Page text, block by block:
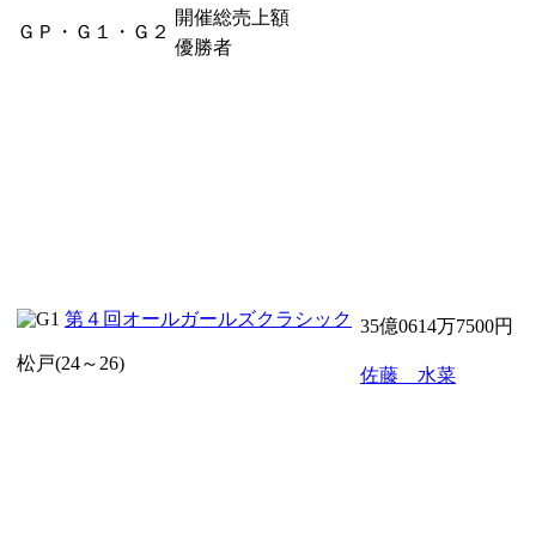
ＧＰ・Ｇ１・Ｇ２
開催総売上額
優勝者
第４回オールガールズクラシック
松戸(24～26)
35億0614万7500円
佐藤 水菜